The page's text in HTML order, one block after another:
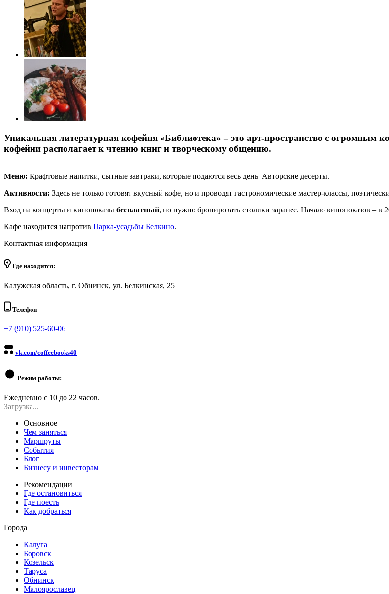
Уникальная литературная кофейня «Библиотека» – это арт-пространство с огромным
кофейни располагает к чтению книг и творческому общению.
Меню: Крафтовые напитки, сытные завтраки, которые подаются весь день. Авторские десерты.
Активности: Здесь не только готовят вкусный кофе, но и проводят гастрономические мастер-классы,
Вход на концерты и кинопоказы бесплатный, но нужно бронировать столики заранее. Начало кинопоказов – в
Кафе находится напротив Парка-усадьбы Белкино.
Контактная информация
Где находится:
Калужская область, г. Обнинск, ул. Белкинская, 25
Телефон
+7 (910) 525-60-06
vk.com/coffeebooks40
Режим работы:
Ежедневно с 10 до 22 часов.
Загрузка...
Основное
Чем заняться
Маршруты
События
Блог
Бизнесу и инвесторам
Рекомендации
Где остановиться
Где поесть
Как добраться
Города
Калуга
Боровск
Козельск
Таруса
Обнинск
Малоярославец